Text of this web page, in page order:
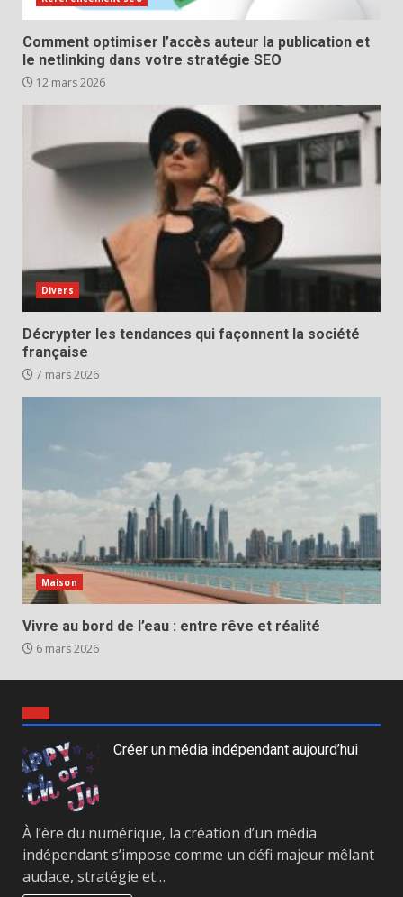
Comment optimiser l’accès auteur la publication et
le netlinking dans votre stratégie SEO
12 mars 2026
Divers
Décrypter les tendances qui façonnent la société
française
7 mars 2026
Maison
Vivre au bord de l’eau : entre rêve et réalité
6 mars 2026
Créer un média indépendant aujourd’hui
À l’ère du numérique, la création d’un média
indépendant s’impose comme un défi majeur mêlant
audace, stratégie et…